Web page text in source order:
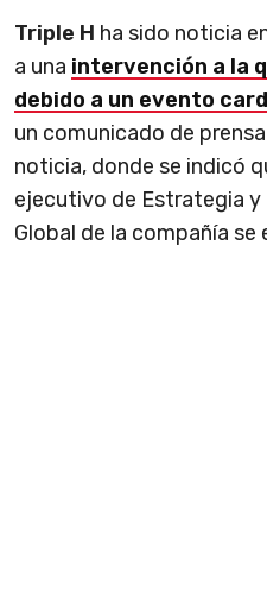
Triple H ha sido noticia
a una intervención a la
debido a un evento
un comunicado de
noticia, donde se indicó
ejecutivo de Estrategia y
Global de la compañía